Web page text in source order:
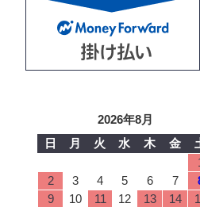
2026年8月
日
月 火 水 木 金
2
3 4 5 6 7
9
10 11 12 13 14